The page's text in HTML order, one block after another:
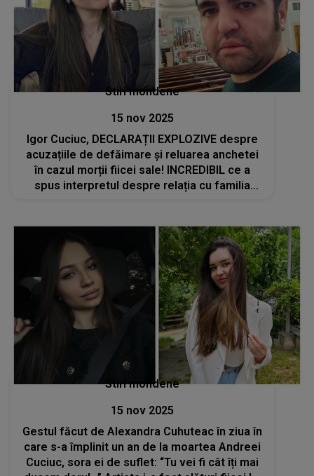
Stiri mondene
15 nov 2025
Igor Cuciuc, DECLARAȚII EXPLOZIVE despre
acuzațiile de defăimare și reluarea anchetei
în cazul morții fiicei sale! INCREDIBIL ce a
spus interpretul despre relația cu familia
Stiri mondene
15 nov 2025
Gestul făcut de Alexandra Cuhuteac în ziua în
care s-a împlinit un an de la moartea Andreei
Cuciuc, sora ei de suflet: “Tu vei fi cât îți mai